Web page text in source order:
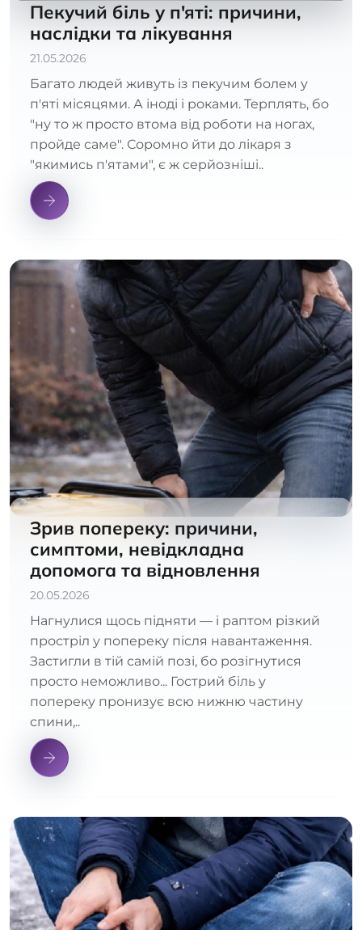
Пекучий біль у п'яті: причини,
наслідки та лікування
21.05.2026
Багато людей живуть із пекучим болем у
п'яті місяцями. А іноді і роками. Терплять, бо
"ну то ж просто втома від роботи на ногах,
пройде саме". Соромно йти до лікаря з
"якимись п'ятами", є ж серйозніші..
Зрив попереку: причини,
симптоми, невідкладна
допомога та відновлення
20.05.2026
Нагнулися щось підняти — і раптом різкий
простріл у попереку після навантаження.
Застигли в тій самій позі, бо розігнутися
просто неможливо... Гострий біль у
попереку пронизує всю нижню частину
спини,..